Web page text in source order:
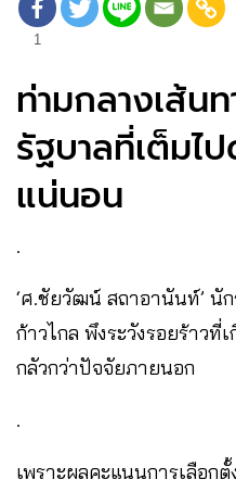
1
ท่ามกลางเส้น
รัฐบาลที่เต็มไ
แน่นอน
.
‘ศ.ชัยวัฒน์ สถาอานันท์’ นั
ก้าวไกล พึงระวังรอยร้าวที่
กลัวกว่าปัจจัยภายนอก
.
เพราะผลคะแนนการเลือก